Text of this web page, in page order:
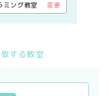
ミング教室 変更
する教室